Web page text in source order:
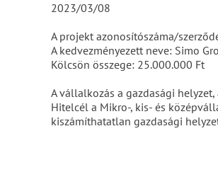
2023/03/08
A projekt azonosítószáma/
A kedvezményezett neve: Simo
Kölcsön összege: 25.000.000 Ft
A vállalkozás a gazdasági
Hitelcél a Mikro-, kis- és
kiszámíthatatlan gazdasági